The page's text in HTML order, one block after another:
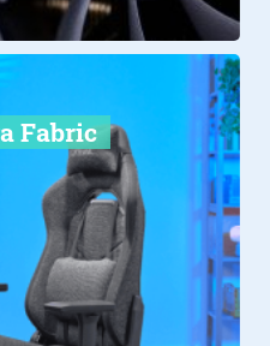
Fabric